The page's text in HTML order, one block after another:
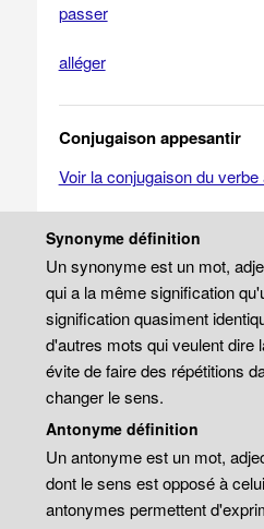
passer
alléger
Conjugaison appesantir
Voir la conjugaison du verbe
Synonyme définition
Un synonyme est un mot,
qui a la même signification
signification quasiment
d'autres mots qui veulent dire
évite de faire des répétitions
changer le sens.
Antonyme définition
Un antonyme est un mot,
dont le sens est opposé à
antonymes permettent